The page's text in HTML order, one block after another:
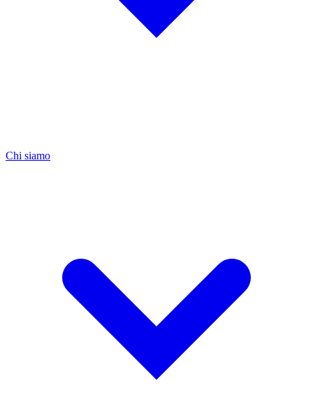
Chi siamo